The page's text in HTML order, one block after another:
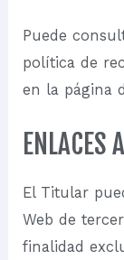
Puede
política de
en la página
ENLACES
El Titular
Web de
finalidad